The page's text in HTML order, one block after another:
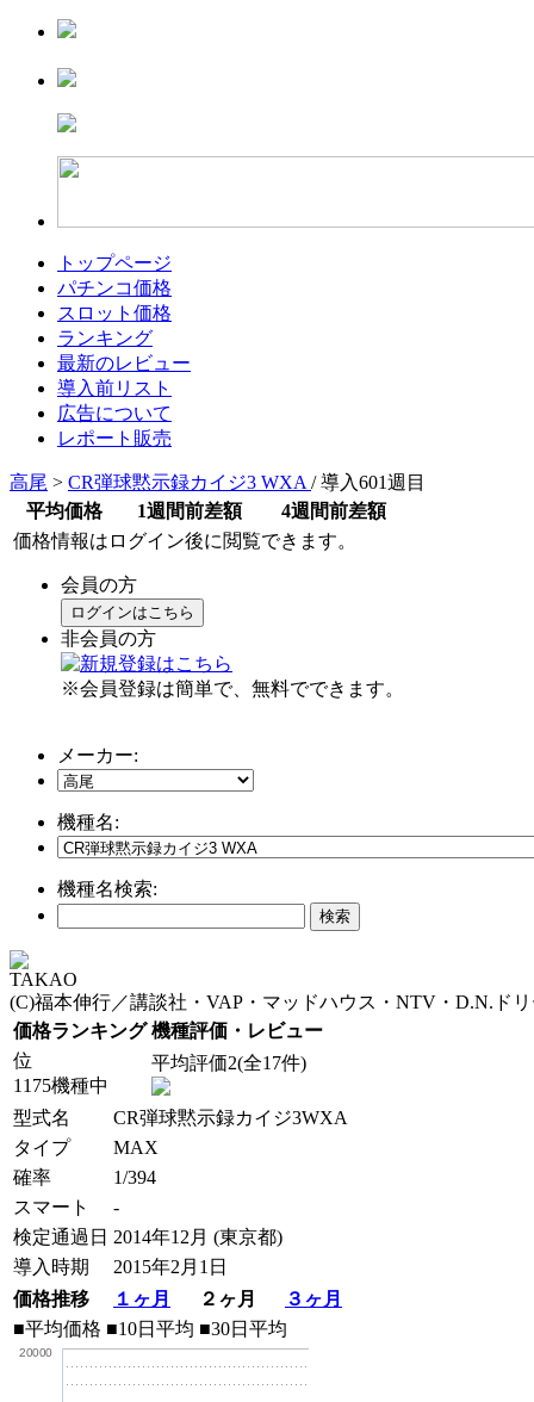
トップページ
パチンコ価格
スロット価格
ランキング
最新のレビュー
導入前リスト
広告について
レポート販売
高尾 > CR弾球黙示録カイジ3 WXA / 導入601週目
平均価格
1週間前差額
4週間前差額
価格情報はログイン後に閲覧できます。
会員の方
ログインはこちら
非会員の方
※会員登録は簡単で、無料でできます。
メーカー:
機種名:
機種名検索:
TAKAO
(C)福本伸行／講談社・VAP・マッドハウス・NTV・D.N.ド
価格ランキング 機種評価・レビュー
位
1175機種中
平均評価2(全17件)
型式名
CR弾球黙示録カイジ3WXA
タイプ
MAX
確率
1/394
スマート
-
検定通過日 2014年12月 (東京都)
導入時期
2015年2月1日
価格推移
１ヶ月 ２ヶ月
３ヶ月
■平均価格 ■10日平均 ■30日平均
20000